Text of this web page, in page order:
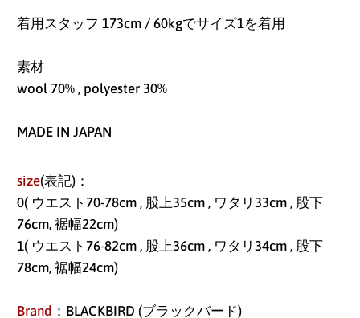
着用スタッフ 173cm / 60kgでサイズ1を着用
素材
wool 70% , polyester 30%
MADE IN JAPAN
size(表記)：
0( ウエスト70-78cm , 股上35cm , ワタリ33cm , 股下
76cm, 裾幅22cm)
1( ウエスト76-82cm , 股上36cm , ワタリ34cm , 股下
78cm, 裾幅24cm)
Brand ：BLACKBIRD (ブラックバード)
アイルランド (EUR €)
アセンション島 (SHP
£)
アゼルバイジャン